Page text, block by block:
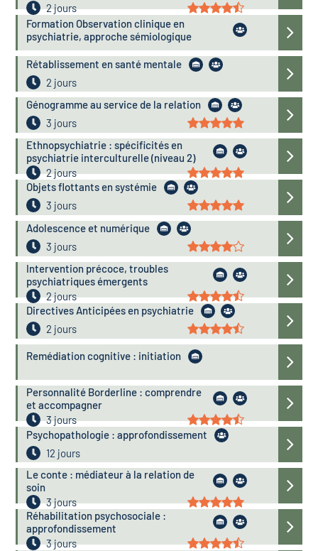
2 jours
Formation Observation clinique en
psychiatrie, approche sémiologique
Rétablissement en santé mentale
2 jours
Génogramme au service de la relation
3 jours
Ethnopsychiatrie : spécificités en
psychiatrie interculturelle (niveau 2)
2 jours
Objets flottants en systémie
3 jours
Adolescence et numérique
3 jours
Intervention précoce, troubles
psychiatriques émergents
2 jours
Directives Anticipées en psychiatrie
2 jours
Remédiation cognitive : initiation
Personnalité Borderline : comprendre
et accompagner
3 jours
Psychopathologie : approfondissement
12 jours
Le conte : médiateur à la relation de
soin
3 jours
Réhabilitation psychosociale :
approfondissement
3 jours